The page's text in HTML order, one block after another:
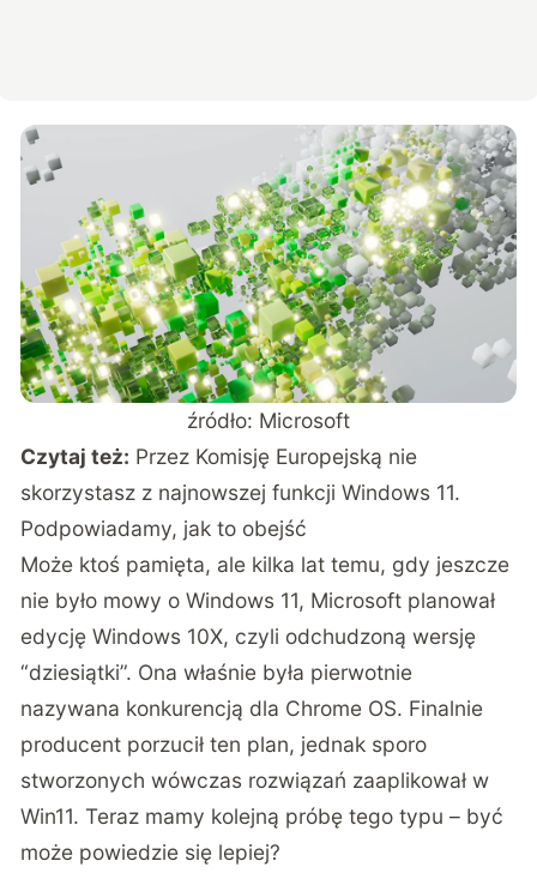
źródło: Microsoft
Czytaj też: Przez Komisję Europejską nie
skorzystasz z najnowszej funkcji Windows 11.
Podpowiadamy, jak to obejść
Może ktoś pamięta, ale kilka lat temu, gdy jeszcze
nie było mowy o Windows 11, Microsoft planował
edycję Windows 10X, czyli odchudzoną wersję
“dziesiątki”. Ona właśnie była pierwotnie
nazywana konkurencją dla Chrome OS. Finalnie
producent porzucił ten plan, jednak sporo
stworzonych wówczas rozwiązań zaaplikował w
Win11. Teraz mamy kolejną próbę tego typu – być
może powiedzie się lepiej?